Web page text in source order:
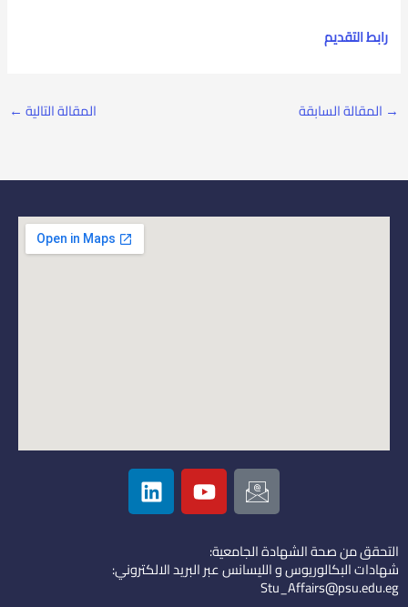
رابط التقديم
→ المقالة السابقة المقالة التالية ←
I
c
o
n
-
e
Y
o
u
u
b
L
i
n
e
d
التحقق من صحة الشهادة الجامعية:
شهادات البكالوريوس و الليسانس عبر البريد الالكتروني:
Stu_Affairs@psu.edu.eg